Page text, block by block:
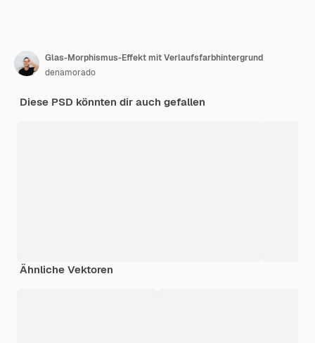
Glas-Morphismus-Effekt mit Verlaufsfarbhintergrund
denamorado
Diese PSD könnten dir auch gefallen
Ähnliche Vektoren